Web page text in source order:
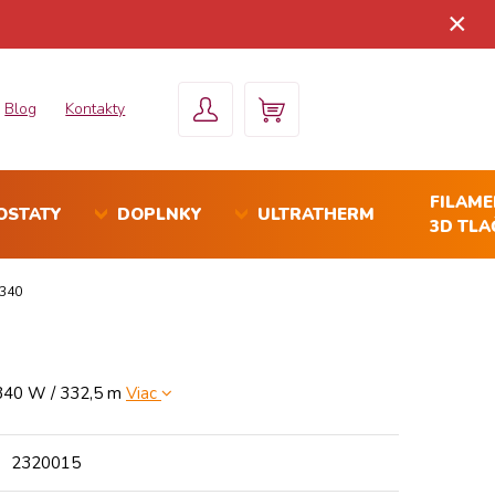
×
Blog Kontakty
DOPLNKY ULTRATHERM
3D
W / 332,5 m Viac
2320015